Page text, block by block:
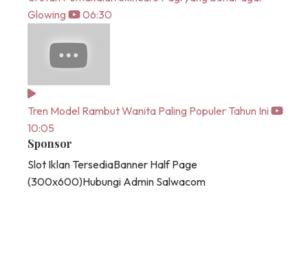
Glowing
06:30
Tren Model Rambut Wanita Paling Populer Tahun Ini
10:05
Sponsor
Slot Iklan TersediaBanner Half Page
(300x600)Hubungi Admin Salwacom